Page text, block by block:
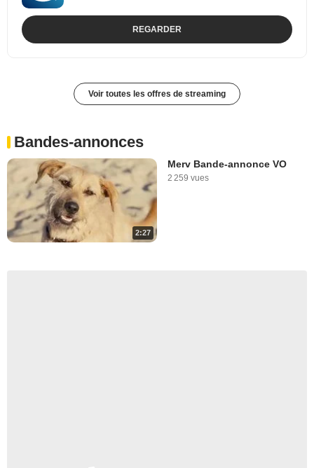
REGARDER
Voir toutes les offres de streaming
Bandes-annonces
2:27
Merv Bande-annonce VO
2 259 vues